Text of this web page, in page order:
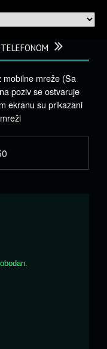
mobilne mreže (Sa
poziv se ostvaruje
ekranu su prikazani